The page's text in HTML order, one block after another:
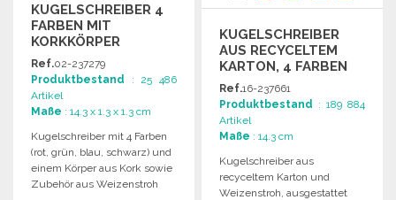
KUGELSCHREIBER 4
FARBEN MIT
KORKKÖRPER
Ref.02-237279
Produktbestand : 25 486
Artikel
Maße : 14.3 x 1.3 x 1.3 cm
Kugelschreiber mit 4 Farben
(rot, grün, blau, schwarz) und
einem Körper aus Kork sowie
Zubehör aus Weizenstroh
KUGELSCHREIBER
AUS RECYCELTEM
KARTON, 4 FARBEN
ZU
GROSSHANDELSPREISEN
Ref.16-237661
Produktbestand : 189 884
Artikel
Maße : 14.3 cm
Kugelschreiber aus
recyceltem Karton und
Weizenstroh, ausgestattet